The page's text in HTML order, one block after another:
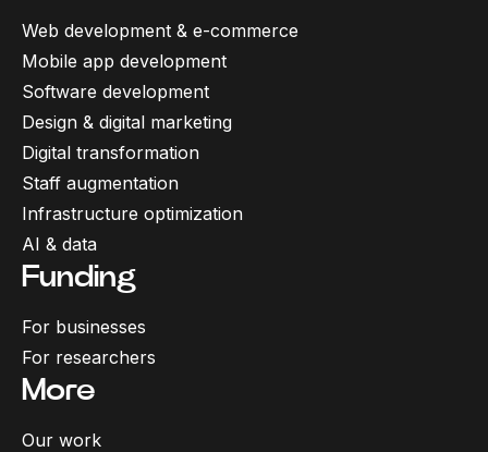
Web development & e-commerce
Mobile app development
Software development
Design & digital marketing
Digital transformation
Staff augmentation
Infrastructure optimization
AI & data
Funding
For businesses
For researchers
More
Our work